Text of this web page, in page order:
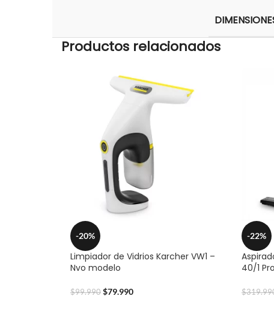
Productos relacionados
-20%
Limpiador de Vidrios Karcher VW1 –
Nvo modelo
$99.990 $79.990
-22%
40/1
$